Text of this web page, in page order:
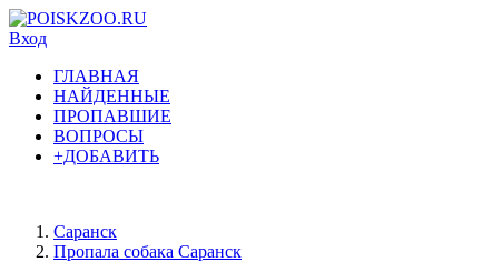
Вход
ГЛАВНАЯ
НАЙДЕННЫЕ
ПРОПАВШИЕ
ВОПРОСЫ
+ДОБАВИТЬ
Саранск
Пропала собака Саранск